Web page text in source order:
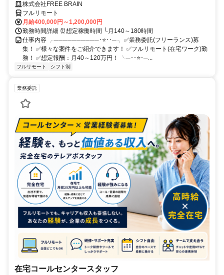
株式会社FREE BRAIN
フルリモート
月給400,000円～1,200,000円
勤務時間詳細 ⏰想定稼働時間 └月140～180時間
仕事内容 ╭──────────･⭐･･─╮ ✅業務委託(フリーランス)募
集！ ✅様々な案件をご紹介できます！ ✅フルリモート(在宅ワーク)勤
務！ ✅想定報酬：月40～120万円！ ╰─･･⭐･─...
フルリモート シフト制
業務委託
在宅コールセンタースタッフ